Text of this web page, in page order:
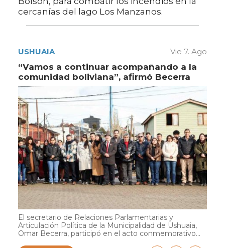
cercanías del lago Los Manzanos.
USHUAIA Vie 7. Ago
“Vamos a continuar acompañando a la
comunidad boliviana”, afirmó Becerra
El secretario de Relaciones Parlamentarias y
Articulación Política de la Municipalidad de Ushuaia,
Omar Becerra, participó en el acto conmemorativo...